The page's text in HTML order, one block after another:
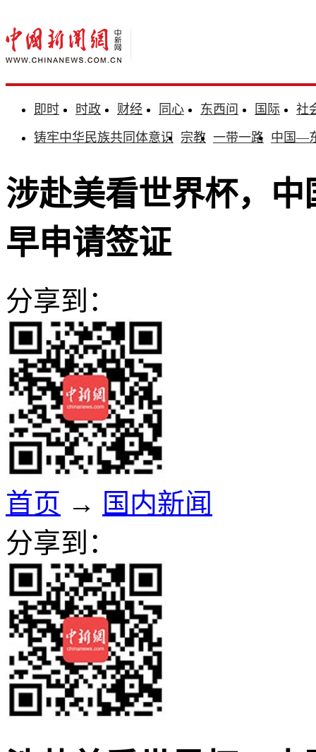
即时 时政 财经 同心 东西问 国际
社
铸牢中华民族共同体意识 宗教 一带一路 中国—
涉赴美看世界杯，
早申请签证
分享到：
首页 → 国内新闻
分享到：